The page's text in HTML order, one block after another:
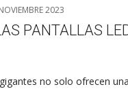
2023
PANTALLAS
no solo ofrecen